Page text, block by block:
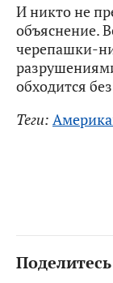
И никто не
объяснение.
черепашки-
обходится
Теги: